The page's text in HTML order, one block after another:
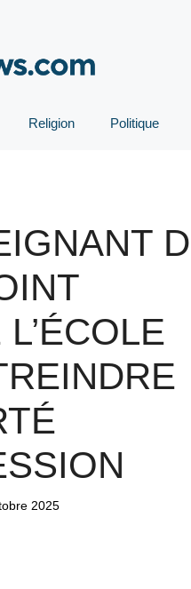
Religion Politique
2025